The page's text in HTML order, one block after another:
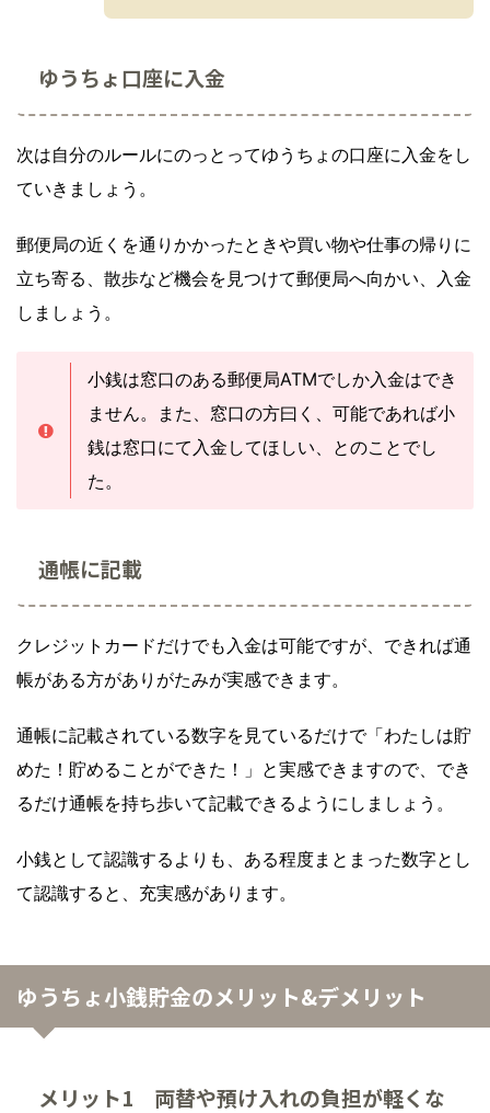
ゆうちょ口座に入金
次は自分のルールにのっとってゆうちょの口座に入金をし
ていきましょう。
郵便局の近くを通りかかったときや買い物や仕事の帰りに
立ち寄る、散歩など機会を見つけて郵便局へ向かい、入金
しましょう。
小銭は窓口のある郵便局ATMでしか入金はでき
ません。また、窓口の方曰く、可能であれば小
銭は窓口にて入金してほしい、とのことでし
た。
通帳に記載
クレジットカードだけでも入金は可能ですが、できれば通
帳がある方がありがたみが実感できます。
通帳に記載されている数字を見ているだけで「わたしは貯
めた！貯めることができた！」と実感できますので、でき
るだけ通帳を持ち歩いて記載できるようにしましょう。
小銭として認識するよりも、ある程度まとまった数字とし
て認識すると、充実感があります。
ゆうちょ小銭貯金のメリット&デメリット
メリット1 両替や預け入れの負担が軽くな